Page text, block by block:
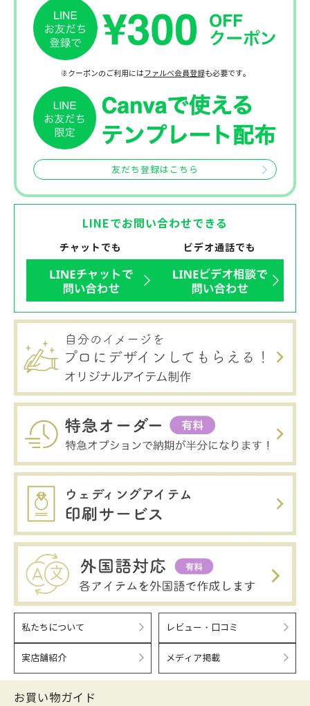
※クーポンのご利用にはファルベ会員登録も必要です。
友だち登録はこちら
LINEでお問い合わせできる
チャットでも ビデオ通話でも
私たちについて レビュー・口コミ
実店舗紹介 メディア掲載
お買い物ガイド